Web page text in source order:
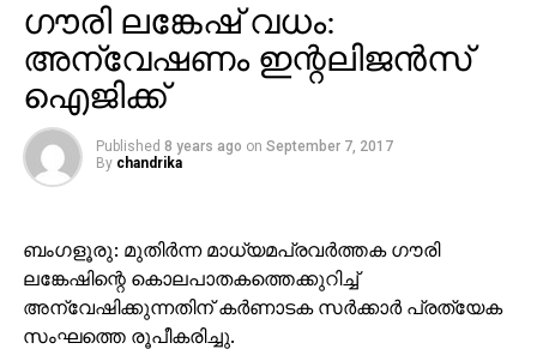
ഗൗരി ലങ്കേഷ് വധം:
അന്വേഷണം ഇന്റലിജന്‍സ്
ഐജിക്ക്
Published 8 years ago on September 7, 2017
By chandrika
ബംഗളൂരു: മുതിര്‍ന്ന മാധ്യമപ്രവര്‍ത്തക ഗൗരി
ലങ്കേഷിന്റെ കൊലപാതകത്തെക്കുറിച്ച്
അന്വേഷിക്കുന്നതിന് കര്‍ണാടക സര്‍ക്കാര്‍ പ്രത്യേക
സംഘത്തെ രൂപീകരിച്ചു.